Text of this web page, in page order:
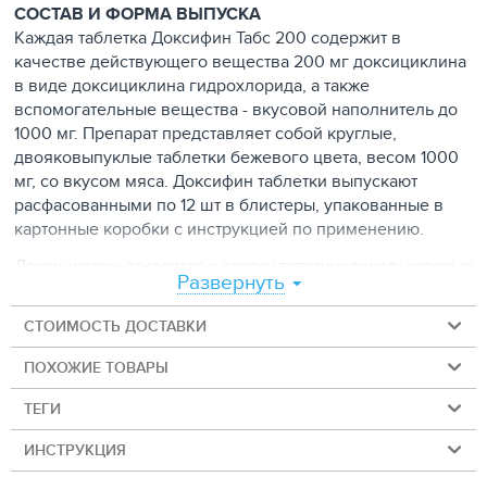
СОСТАВ И ФОРМА ВЫПУСКА
Каждая таблетка Доксифин Табс 200 содержит в
качестве действующего вещества 200 мг доксициклина
в виде доксициклина гидрохлорида, а также
вспомогательные вещества - вкусовой наполнитель до
1000 мг. Препарат представляет собой круглые,
двояковыпуклые таблетки бежевого цвета, весом 1000
мг, со вкусом мяса. Доксифин таблетки выпускают
расфасованными по 12 шт в блистеры, упакованные в
картонные коробки с инструкцией по применению.
Доксициклин относится к классу тетрациклинов, которые
эффективно борются с широким спектром бактерий,
особенно с внутриклеточными организмами. Благодаря
высокому уровню жирорастворимости достигает
большей внутриклеточной концентрации по сравнению
с другими тетрациклинами.
Доксифин, оказывающий бактериостатическое действие,
назначают для лечения кошек и собак от различных
заболеваний, вызванных возбудителями,
Развернуть
СТОИМОСТЬ ДОСТАВКИ
ПОХОЖИЕ ТОВАРЫ
ТЕГИ
ИНСТРУКЦИЯ